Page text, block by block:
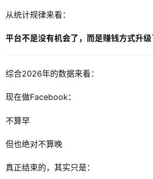
从统计规律来看：
平台不是没有机会了，而是赚钱方式升级
综合2026年的数据来看：
现在做Facebook：
不算早
但也绝对不算晚
真正结束的，其实只是：